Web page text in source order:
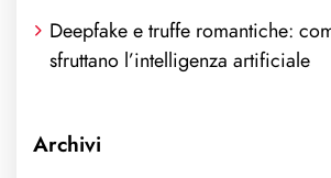
Deepfake e truffe romantiche:
sfruttano l’intelligenza artificiale
Archivi